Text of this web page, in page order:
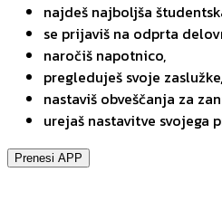
najdeš najboljša
se prijaviš na odprta
naročiš napotnico,
pregleduješ svoje zaslužke,
nastaviš obveščanja za
urejaš nastavitve svojega
Prenesi APP